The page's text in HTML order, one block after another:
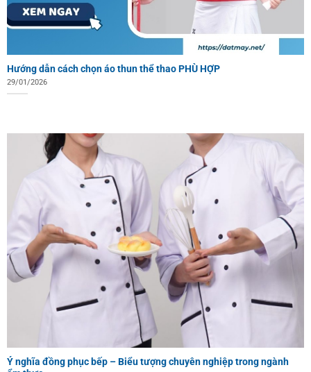
Hướng dẫn cách chọn áo thun thể thao PHÙ HỢP
29/01/2026
Ý nghĩa đồng phục bếp – Biểu tượng chuyên nghiệp trong ngành